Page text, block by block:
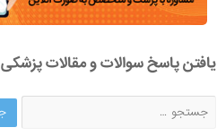
یافتن پاسخ سوالات و مقالات پزشکی